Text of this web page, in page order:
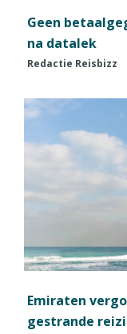
Geen
na datalek
Redactie Reisbizz
Emiraten
gestrande